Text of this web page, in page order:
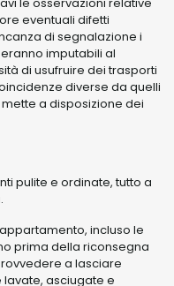
eventuali difetti
di segnalazione i
imputabili al
di usufruire dei trasporti
diverse da quelli
a disposizione dei
pulite e ordinate, tutto a
incluso le
prima della riconsegna
a lasciare
lavate, asciugate e